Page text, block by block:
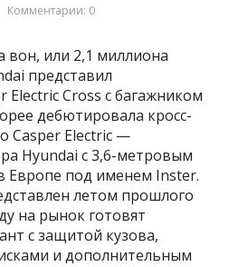
Комментарии: 0
или 2,1 миллиона
представил
Electric Cross с багажником
дебютировала кросс-
Casper Electric —
Hyundai с 3,6-метровым
Европе под именем Inster.
летом прошлого
на рынок готовят
с защитой кузова,
и дополнительным